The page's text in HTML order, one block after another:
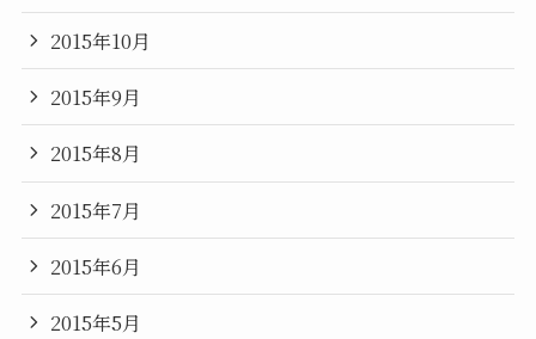
2015年10月
2015年9月
2015年8月
2015年7月
2015年6月
2015年5月